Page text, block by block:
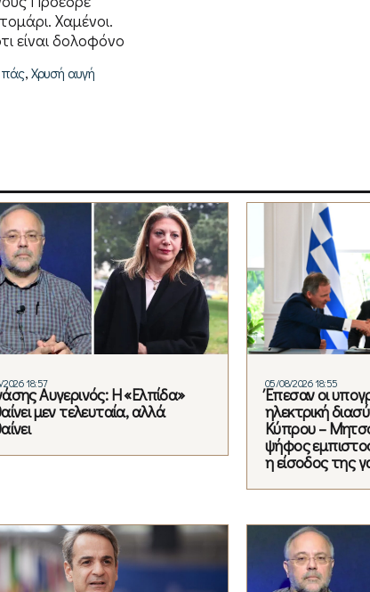
Χαμένοι.
είναι δολοφόνο
,Χρυσή αυγή
18:57
Αυγερινός: Η «Ελπίδα»
μεν τελευταία, αλλά
05/08/2026 18:55
Έπεσαν οι
ηλεκτρική
Κύπρου –
ψήφος
η είσοδος της